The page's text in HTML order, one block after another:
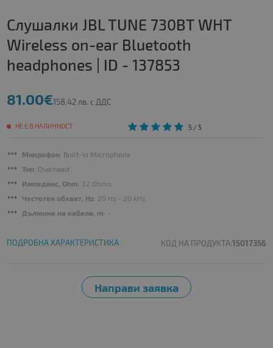
Слушалки JBL TUNE 730BT WHT
Wireless on-ear Bluetooth
headphones | ID - 137853
81.00€158.42 лв. с ДДС
НЕ Е В НАЛИЧНОСТ 5 / 5
Микрофон: Built-in Microphone
Тип: Overhead
Импеданс, Ohm: 32 Ohms
Честотен обхват, Hz: 20 Hz - 20 kHz
Дължина на кабела, m: -
ПОДРОБНА ХАРАКТЕРИСТИКА КОД НА ПРОДУКТА:15017356